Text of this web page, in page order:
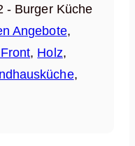
- Burger Küche
Angebote,
, Holz,
,